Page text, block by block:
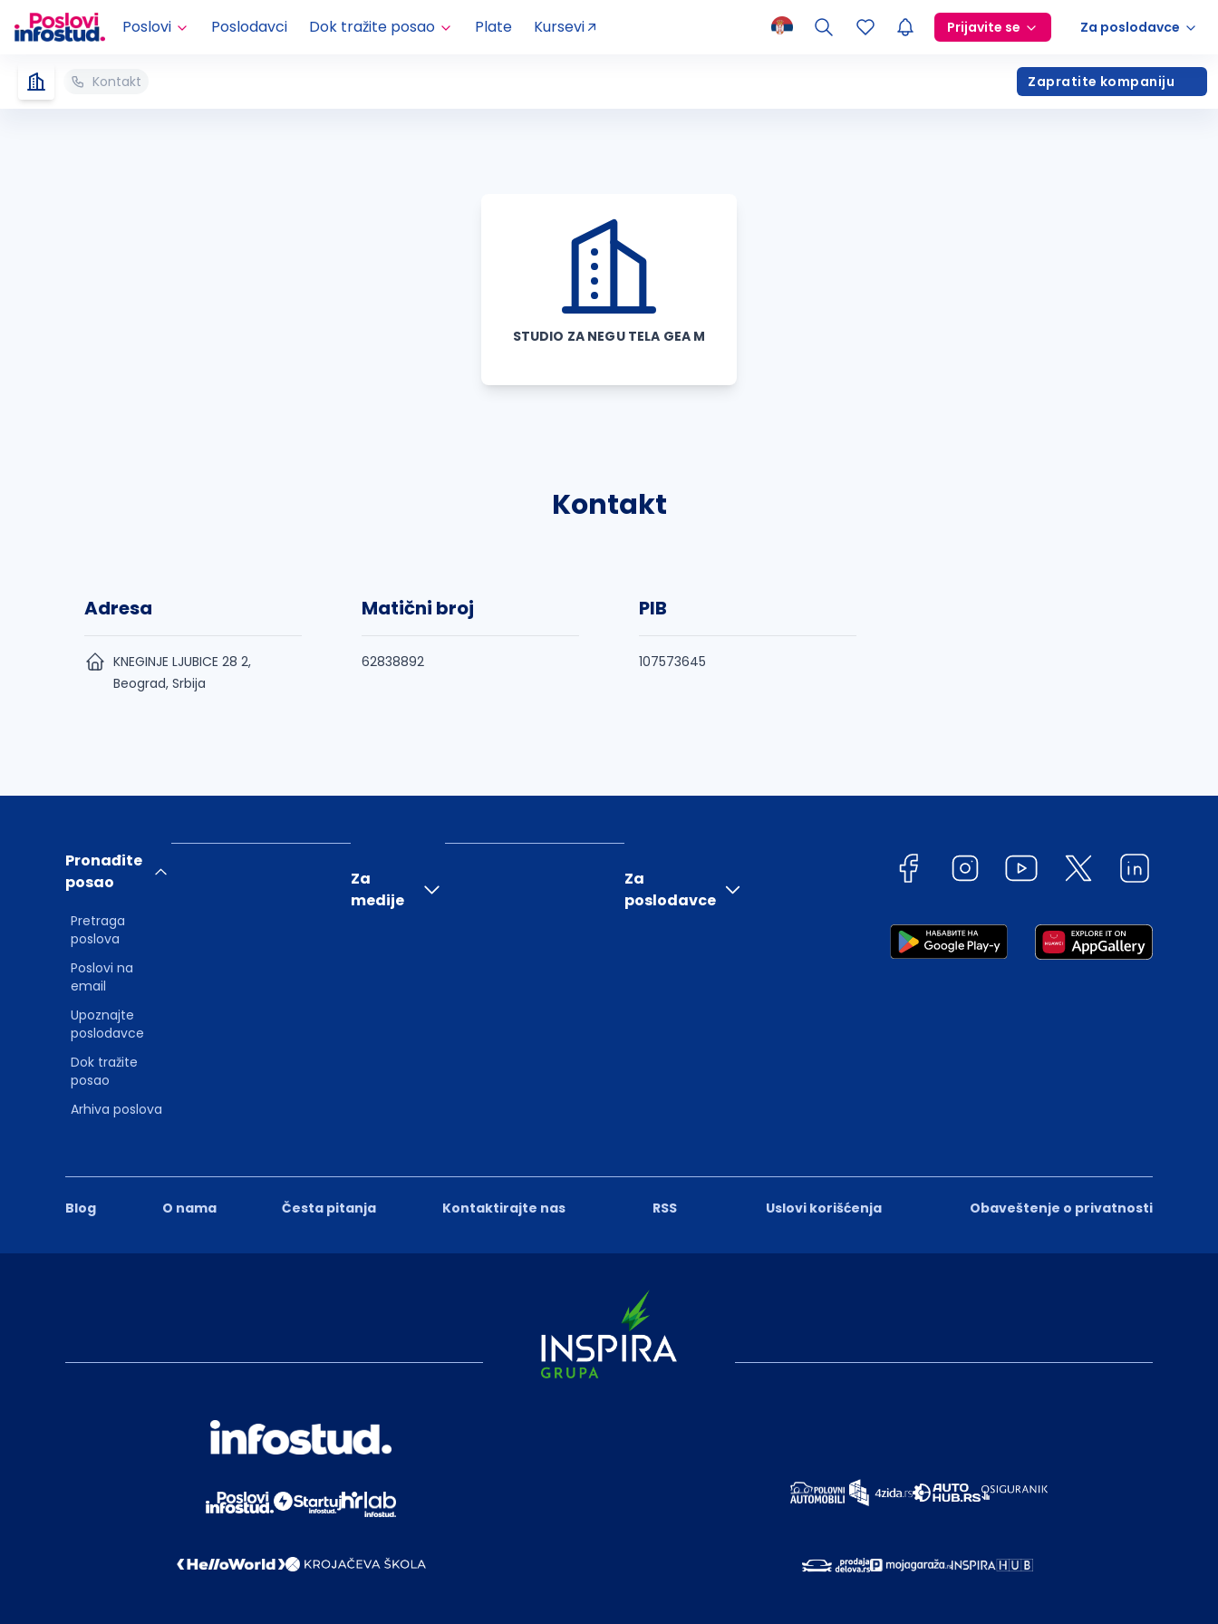
Poslovi Poslodavci Dok tražite posao Plate Kursevi Prijavite se Za poslodavce
Kontakt Zapratite kompaniju
STUDIO ZA NEGU TELA GEA M
Kontakt
Adresa
KNEGINJE LJUBICE 28 2,
Beograd, Srbija
Matični broj
62838892
PIB
107573645
Blog O nama Česta pitanja Kontaktirajte nas RSS Uslovi korišćenja Obaveštenje o privatnosti
Pronađite
posao
Pretraga
poslova
Poslovi na
email
Upoznajte
poslodavce
Dok tražite
posao
Arhiva poslova
Za
medije
Za
poslodavce